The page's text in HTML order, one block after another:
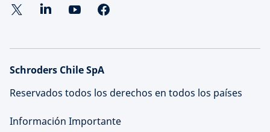
Schroders Chile SpA
Reservados todos los derechos en todos los países
Información Importante